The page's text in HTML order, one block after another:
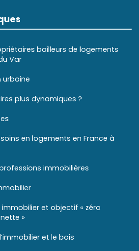
bailleurs de logements
Var
urbaine
plus dynamiques ?
en logements en France à
immobilières
et objectif « zéro
»
et le bois